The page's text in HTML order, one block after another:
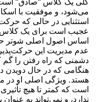
می‌شود، و موفقیت با
استثنایی در حالی که
عجیب است برای یک کلاس
اساس اصول اصلی شوتر
عدم مدیریت این
دشمنی که راه رفتن را
هنگامی که در حال دویدن
هستد. ویژگی اصلی او در
است که کمتر تا هیچ
ندارد، و نمی‌تواند به